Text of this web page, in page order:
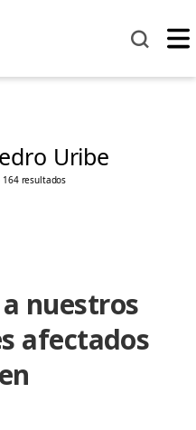
Uribe
164 resultados
nuestros
afectados